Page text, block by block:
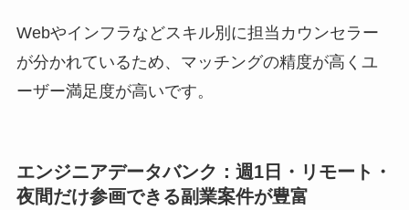
Webやインフラなどスキル別に担当カウンセラー
が分かれているため、マッチングの精度が高くユ
ーザー満足度が高いです。
エンジニアデータバンク：週1日・リモート・
夜間だけ参画できる副業案件が豊富